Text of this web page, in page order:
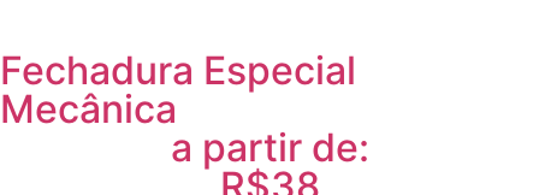
Fechadura Especial
Mecânica
a partir de: